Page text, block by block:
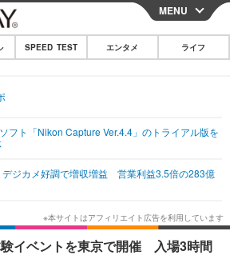
CLOSE
その他
韓国・芸能
スポーツ
グルメ
MENU
SPEED TEST エンタメ ライフ
フト「Nikon Capture Ver.4.4」のトライアル版を
デジカメ好調で増収増益 営業利益3.5倍の283億
イベントを東京で開催 入場3時間